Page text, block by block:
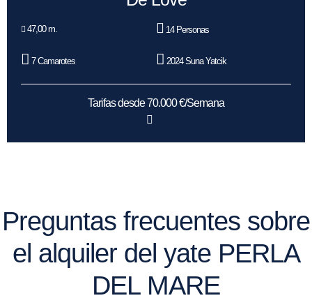
47,00 m. 14 Personas
7 Camarotes 2024 Suna Yatcik
Tarifas desde 70.000 €/Semana
Preguntas frecuentes sobre
el alquiler del yate PERLA
DEL MARE